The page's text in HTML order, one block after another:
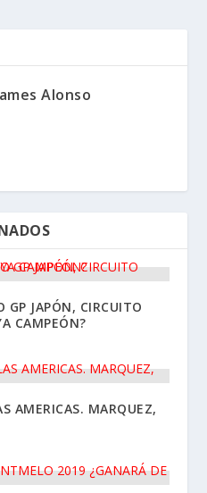
Alonso
GP JAPÓN, CIRCUITO
CAMPEÓN?
AMERICAS. MARQUEZ,